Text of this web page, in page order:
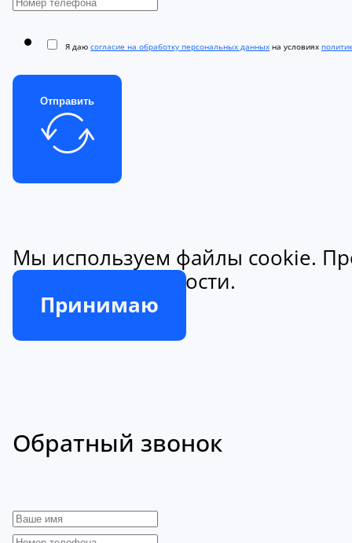
Я даю согласие на обработку персональных данных на условиях
Отправить
Мы используем файлы cookie.
конфиденциальности.
Принимаю
Обратный звонок